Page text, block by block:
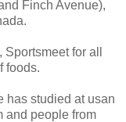
Finch Avenue),
for all
foods.
has studied at usan
and people from